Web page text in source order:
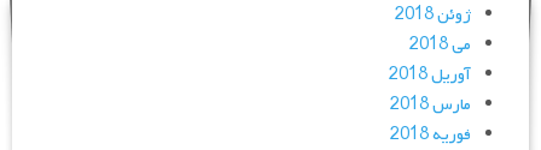
ژوئن 2018
می 2018
آوریل 2018
مارس 2018
فوریه 2018